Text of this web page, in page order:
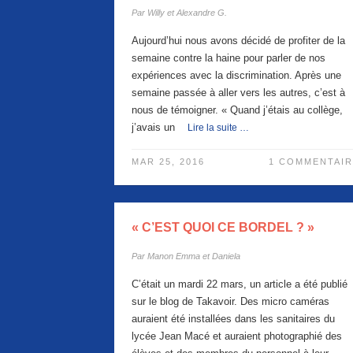
Par Willy et Alexandre G.
Aujourd’hui nous avons décidé de profiter de la
semaine contre la haine pour parler de nos
expériences avec la discrimination. Après une
semaine passée à aller vers les autres, c’est à
nous de témoigner. « Quand j’étais au collège,
j’avais un
Lire la suite …
MAR 25, 2016 1
« C’EST QUOI CE BORDEL ? »
Par Manon Emma et Daniela
C’était un mardi 22 mars, un article a été publié
sur le blog de Takavoir. Des micro caméras
auraient été installées dans les sanitaires du
lycée Jean Macé et auraient photographié des